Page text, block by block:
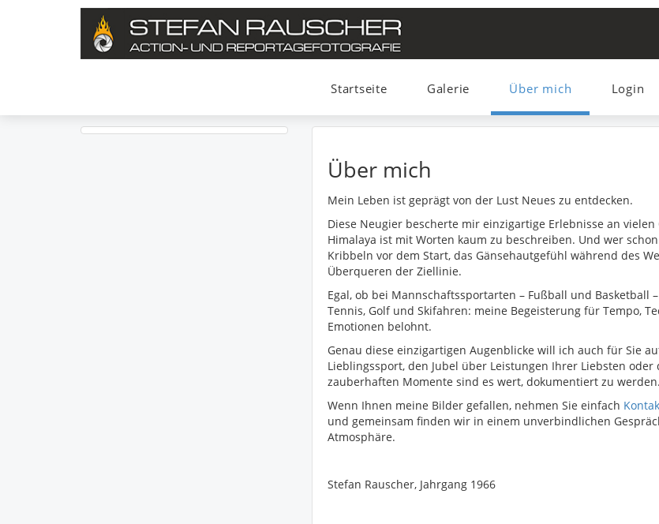
Startseite Galerie Über mich Login
Über mich
Mein Leben ist geprägt von der Lust Neues zu entdecken.
Diese Neugier bescherte mir einzigartige Erlebnisse an
Himalaya ist mit Worten kaum zu beschreiben. Und wer
Kribbeln vor dem Start, das Gänsehautgefühl während des
Überqueren der Ziellinie.
Egal, ob bei Mannschaftssportarten – Fußball und
Tennis, Golf und Skifahren: meine Begeisterung für Tempo,
Emotionen belohnt.
Genau diese einzigartigen Augenblicke will ich auch für Sie
Lieblingssport, den Jubel über Leistungen Ihrer Liebsten
zauberhaften Momente sind es wert, dokumentiert zu werden.
Wenn Ihnen meine Bilder gefallen, nehmen Sie einfach
und gemeinsam finden wir in einem unverbindlichen
Atmosphäre.
Stefan Rauscher, Jahrgang 1966